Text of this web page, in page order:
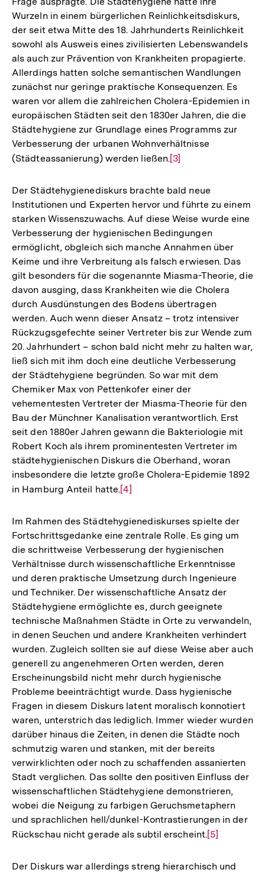
Wurzeln in einem bürgerlichen Reinlichkeitsdiskurs,
der seit etwa Mitte des 18. Jahrhunderts Reinlichkeit
sowohl als Ausweis eines zivilisierten Lebenswandels
als auch zur Prävention von Krankheiten propagierte.
Allerdings hatten solche semantischen Wandlungen
zunächst nur geringe praktische Konsequenzen. Es
waren vor allem die zahlreichen Cholera-Epidemien in
europäischen Städten seit den 1830er Jahren, die die
Städtehygiene zur Grundlage eines Programms zur
Verbesserung der urbanen Wohnverhältnisse
(Städteassanierung) werden ließen.Zur
der
Fußnote
[3]
Der Städtehygienediskurs brachte bald neue
Institutionen und Experten hervor und führte zu einem
starken Wissenszuwachs. Auf diese Weise wurde eine
Verbesserung der hygienischen Bedingungen
ermöglicht, obgleich sich manche Annahmen über
Keime und ihre Verbreitung als falsch erwiesen. Das
gilt besonders für die sogenannte Miasma-Theorie, die
davon ausging, dass Krankheiten wie die Cholera
durch Ausdünstungen des Bodens übertragen
werden. Auch wenn dieser Ansatz – trotz intensiver
Rückzugsgefechte seiner Vertreter bis zur Wende zum
20. Jahrhundert – schon bald nicht mehr zu halten war,
ließ sich mit ihm doch eine deutliche Verbesserung
der Städtehygiene begründen. So war mit dem
Chemiker Max von Pettenkofer einer der
vehementesten Vertreter der Miasma-Theorie für den
Bau der Münchner Kanalisation verantwortlich. Erst
seit den 1880er Jahren gewann die Bakteriologie mit
Robert Koch als ihrem prominentesten Vertreter im
städtehygienischen Diskurs die Oberhand, woran
insbesondere die letzte große Cholera-Epidemie 1892
in Hamburg Anteil hatte.Zur
der
Fußnote
[4]
Im Rahmen des Städtehygienediskurses spielte der
Fortschrittsgedanke eine zentrale Rolle. Es ging um
die schrittweise Verbesserung der hygienischen
Verhältnisse durch wissenschaftliche Erkenntnisse
und deren praktische Umsetzung durch Ingenieure
und Techniker. Der wissenschaftliche Ansatz der
Städtehygiene ermöglichte es, durch geeignete
technische Maßnahmen Städte in Orte zu verwandeln,
in denen Seuchen und andere Krankheiten verhindert
wurden. Zugleich sollten sie auf diese Weise aber auch
generell zu angenehmeren Orten werden, deren
Erscheinungsbild nicht mehr durch hygienische
Probleme beeinträchtigt wurde. Dass hygienische
Fragen in diesem Diskurs latent moralisch konnotiert
waren, unterstrich das lediglich. Immer wieder wurden
darüber hinaus die Zeiten, in denen die Städte noch
schmutzig waren und stanken, mit der bereits
verwirklichten oder noch zu schaffenden assanierten
Stadt verglichen. Das sollte den positiven Einfluss der
wissenschaftlichen Städtehygiene demonstrieren,
wobei die Neigung zu farbigen Geruchsmetaphern
und sprachlichen hell/dunkel-Kontrastierungen in der
Rückschau nicht gerade als subtil erscheint.Zur
der
[5]
Der Diskurs war allerdings streng hierarchisch und